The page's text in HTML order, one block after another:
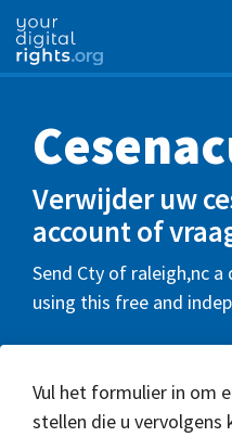
Verwijder uw
account of
Send Cty of raleigh,nc
using this free and
Vul het formulier in om
stellen die u vervolgens